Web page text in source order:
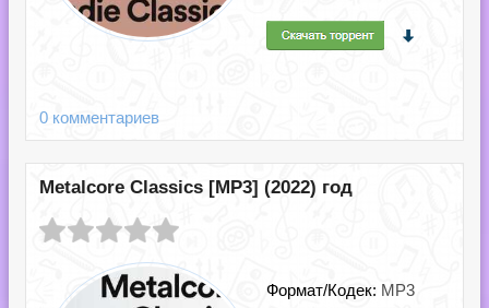
0 комментариев
Metalcore Classics [MP3] (2022) год
Формат/Кодек: MP3